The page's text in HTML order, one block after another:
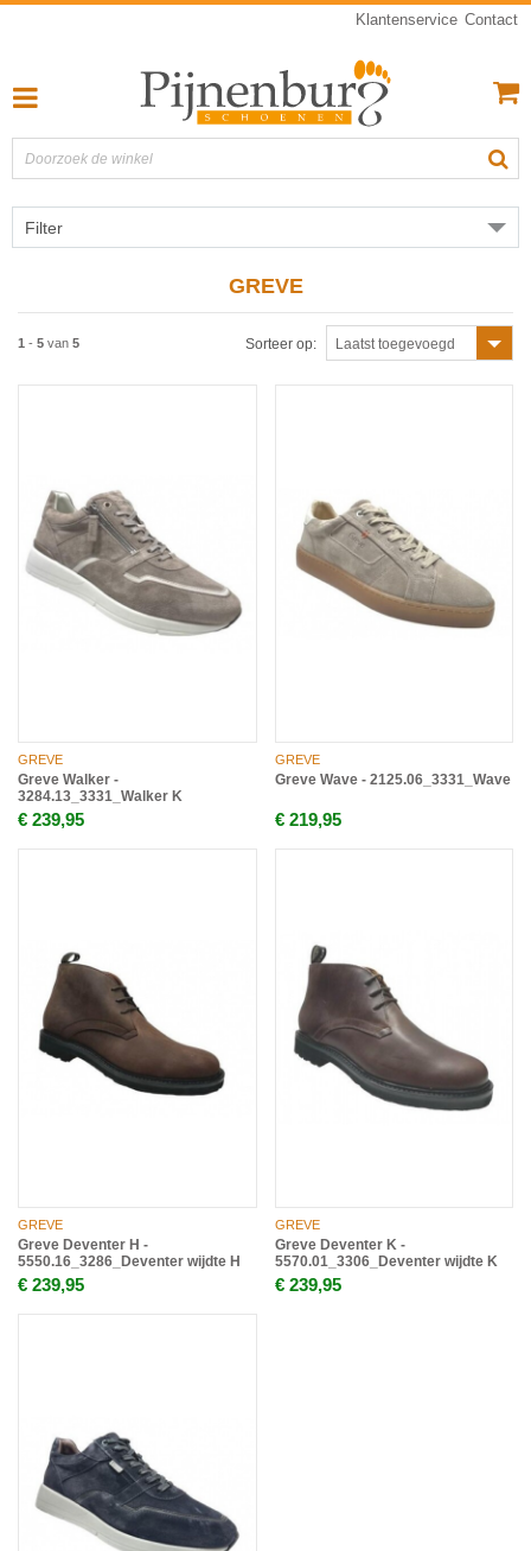
Klantenservice Contact
Filter
GREVE
1 - 5 van 5 Sorteer op: Laatst toegevoegd
GREVE
Greve Walker -
3284.13_3331_Walker K
€ 239,95
GREVE
Greve Wave - 2125.06_3331_Wave
€ 219,95
GREVE
Greve Deventer H -
5550.16_3286_Deventer wijdte H
€ 239,95
GREVE
Greve Deventer K -
5570.01_3306_Deventer wijdte K
€ 239,95